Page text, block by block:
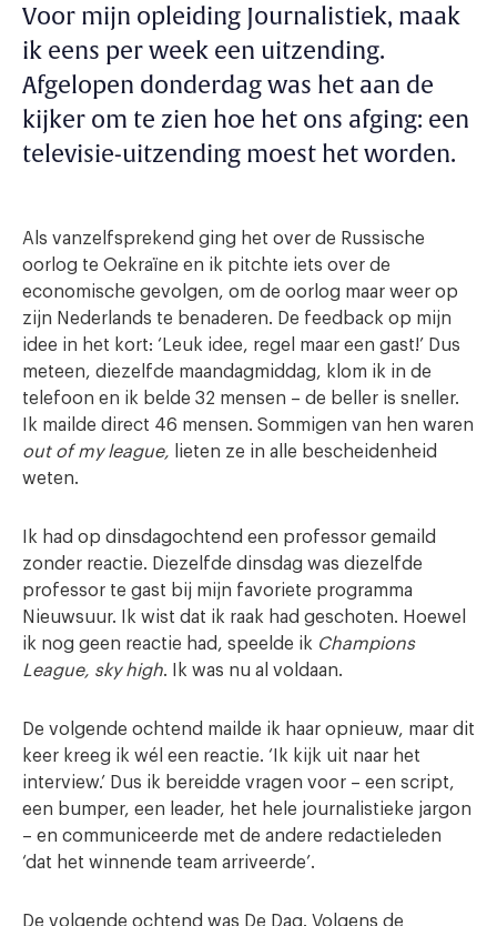
Voor mijn opleiding Journalistiek, maak
ik eens per week een uitzending.
Afgelopen donderdag was het aan de
kijker om te zien hoe het ons afging: een
televisie-uitzending moest het worden.
Als vanzelfsprekend ging het over de Russische
oorlog te Oekraïne en ik pitchte iets over de
economische gevolgen, om de oorlog maar weer op
zijn Nederlands te benaderen. De feedback op mijn
idee in het kort: ‘Leuk idee, regel maar een gast!’ Dus
meteen, diezelfde maandagmiddag, klom ik in de
telefoon en ik belde 32 mensen – de beller is sneller.
Ik mailde direct 46 mensen. Sommigen van hen waren
out of my league,
lieten ze in alle bescheidenheid
weten.
Ik had op dinsdagochtend een professor gemaild
zonder reactie. Diezelfde dinsdag was diezelfde
professor te gast bij mijn favoriete programma
Nieuwsuur. Ik wist dat ik raak had geschoten. Hoewel
ik nog geen reactie had, speelde ik Champions
League, sky high. Ik was nu al voldaan.
De volgende ochtend mailde ik haar opnieuw, maar dit
keer kreeg ik wél een reactie. ‘Ik kijk uit naar het
interview.’ Dus ik bereidde vragen voor – een script,
een bumper, een leader, het hele journalistieke jargon
– en communiceerde met de andere redactieleden
‘dat het winnende team arriveerde’.
De volgende ochtend was De Dag. Volgens de